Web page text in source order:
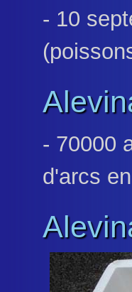
- 10
- 70000
d'arcs